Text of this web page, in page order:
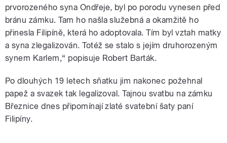
prvorozeného syna Ondřeje, byl po porodu vynesen před
bránu zámku. Tam ho našla služebná a okamžitě ho
přinesla Filipíně, která ho adoptovala. Tím byl vztah matky
a syna zlegalizován. Totéž se stalo s jejím druhorozeným
synem Karlem,“ popisuje Robert Barták.
Po dlouhých 19 letech sňatku jim nakonec požehnal
papež a svazek tak legalizoval. Tajnou svatbu na zámku
Březnice dnes připomínají zlaté svatební šaty paní
Filipíny.